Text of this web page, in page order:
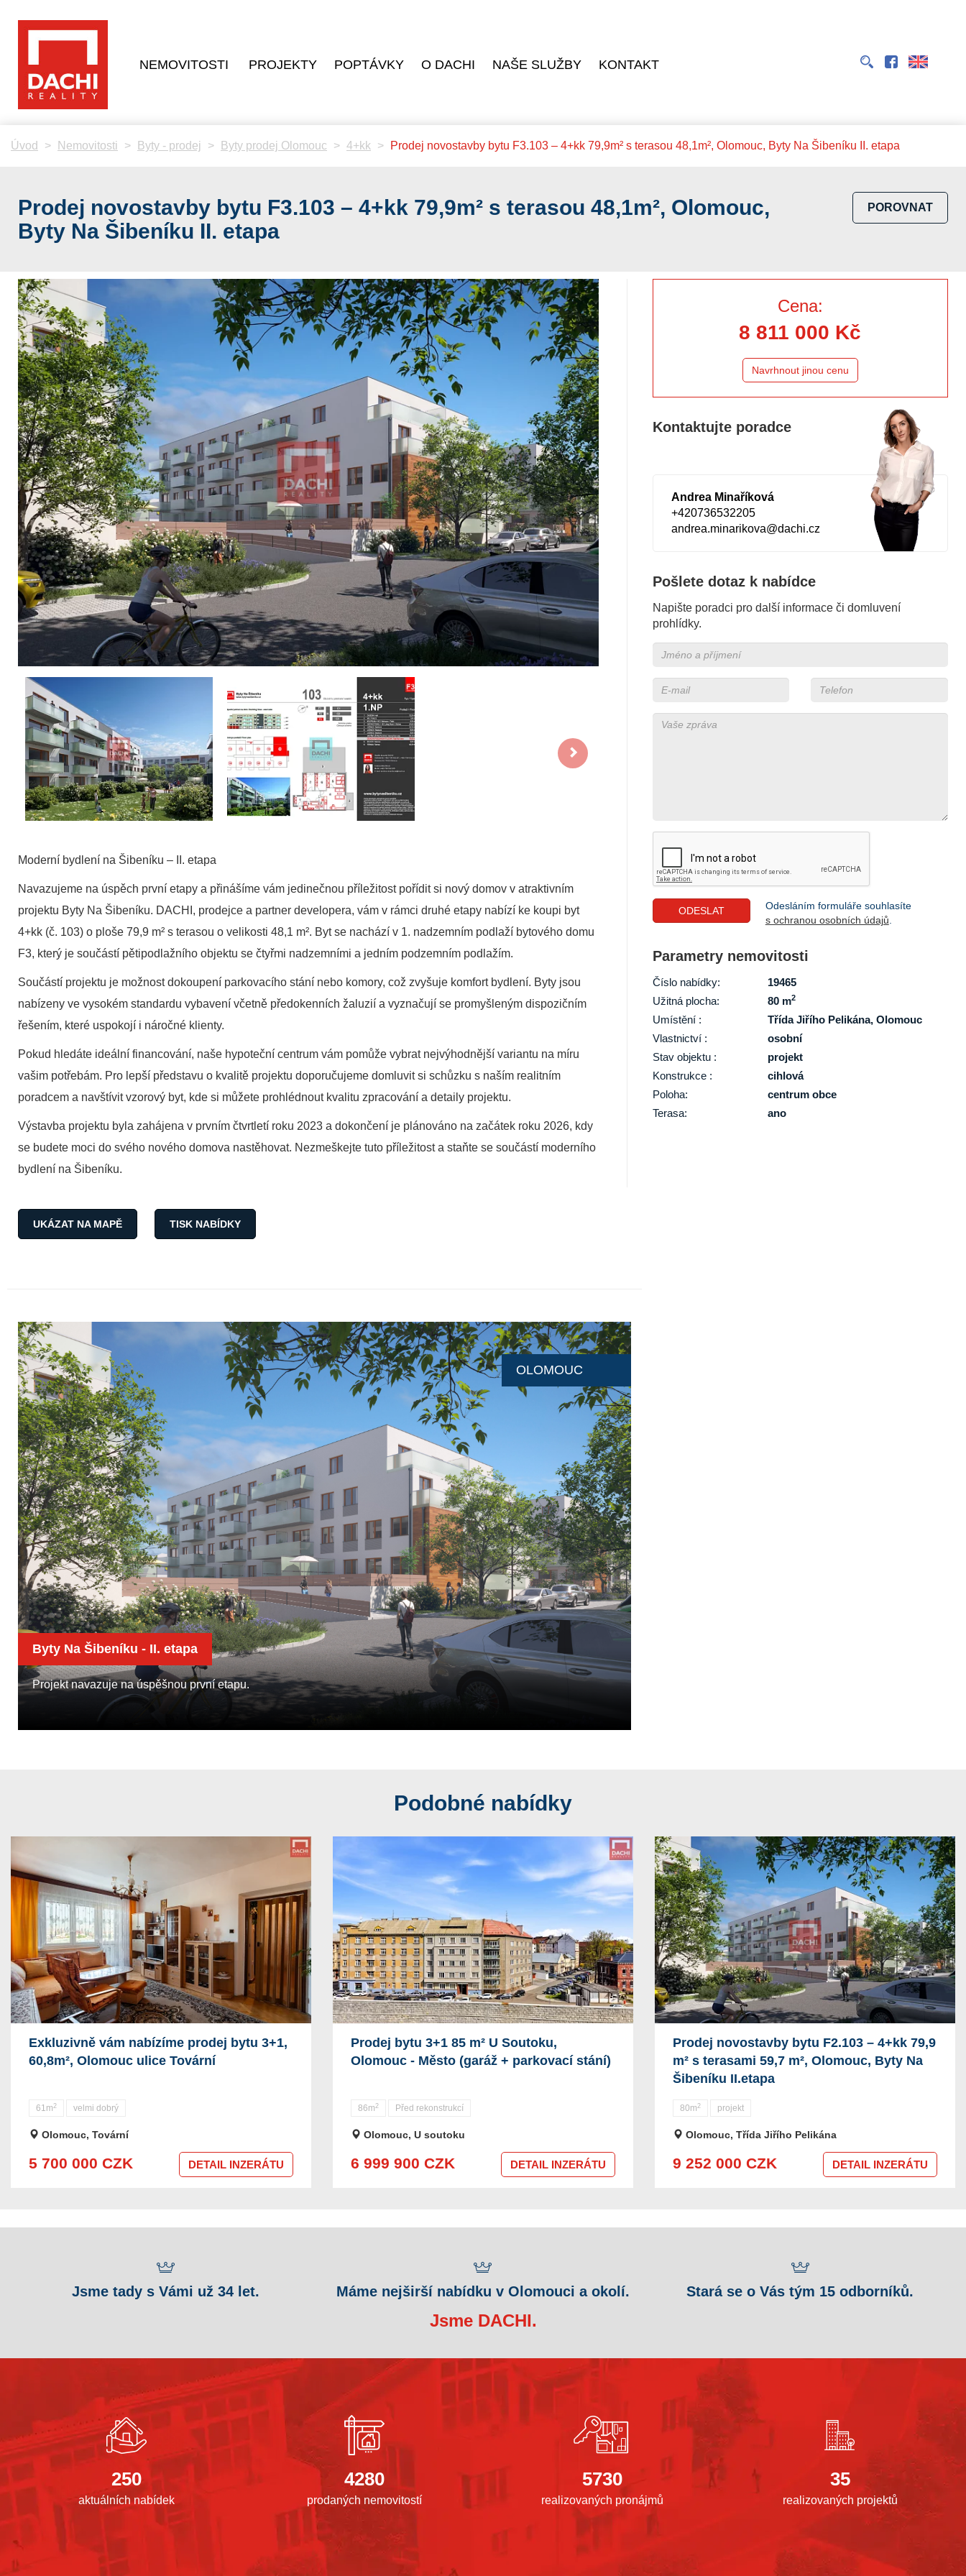
NEMOVITOSTI PROJEKTY POPTÁVKY O DACHI NAŠE SLUŽBY KONTAKT
Úvod Nemovitosti Byty - prodej Byty prodej Olomouc 4+kk Prodej novostavby bytu F3.103 – 4+kk 79,9m² s terasou 48,1m², Olomouc, Byty Na Šibeníku II. etapa
Prodej novostavby bytu F3.103 – 4+kk 79,9m² s terasou 48,1m², Olomouc,
Byty Na Šibeníku II. etapa
POROVNAT
Moderní bydlení na Šibeníku – II. etapa
Navazujeme na úspěch první etapy a přinášíme vám jedinečnou příležitost pořídit si nový domov v atraktivním
projektu Byty Na Šibeníku. DACHI, prodejce a partner developera, vám v rámci druhé etapy nabízí ke koupi byt
4+kk (č. 103) o ploše 79,9 m² s terasou o velikosti 48,1 m². Byt se nachází v 1. nadzemním podlaží bytového domu
F3, který je součástí pětipodlažního objektu se čtyřmi nadzemními a jedním podzemním podlažím.
Součástí projektu je možnost dokoupení parkovacího stání nebo komory, což zvyšuje komfort bydlení. Byty jsou
nabízeny ve vysokém standardu vybavení včetně předokenních žaluzií a vyznačují se promyšleným dispozičním
řešením, které uspokojí i náročné klienty.
Pokud hledáte ideální financování, naše hypoteční centrum vám pomůže vybrat nejvýhodnější variantu na míru
vašim potřebám. Pro lepší představu o kvalitě projektu doporučujeme domluvit si schůzku s naším realitním
poradcem a navštívit vzorový byt, kde si můžete prohlédnout kvalitu zpracování a detaily projektu.
Výstavba projektu byla zahájena v prvním čtvrtletí roku 2023 a dokončení je plánováno na začátek roku 2026, kdy
se budete moci do svého nového domova nastěhovat. Nezmeškejte tuto příležitost a staňte se součástí moderního
bydlení na Šibeníku.
UKÁZAT NA MAPĚ TISK NABÍDKY
OLOMOUC
Byty Na Šibeníku - II. etapa
Projekt navazuje na úspěšnou první etapu.
Cena:
8 811 000 Kč
Navrhnout jinou cenu
Kontaktujte poradce
Andrea Minaříková
+420736532205
andrea.minarikova@dachi.cz
Pošlete dotaz k nabídce
Napište poradci pro další informace či domluvení
prohlídky.
Odesláním formuláře souhlasíte
s ochranou osobních údajů
Parametry nemovitosti
Číslo nabídky:
19465
Užitná plocha:
80 m2
Umístění :
Třída Jiřího Pelikána, Olomouc
Vlastnictví :
osobní
Stav objektu :
projekt
Konstrukce :
cihlová
Poloha:
centrum obce
Terasa:
ano
Podobné nabídky
Exkluzivně vám nabízíme prodej bytu 3+1,
60,8m², Olomouc ulice Tovární
61m 2 velmi dobrý
Olomouc, Tovární
5 700 000 CZK DETAIL INZERÁTU
Prodej bytu 3+1 85 m² U Soutoku,
Olomouc - Město (garáž + parkovací stání)
86m 2 Před rekonstrukcí
Olomouc, U soutoku
6 999 900 CZK DETAIL INZERÁTU
Prodej novostavby bytu F2.103 – 4+kk 79,9
m² s terasami 59,7 m², Olomouc, Byty Na
Šibeníku II.etapa
80m 2 projekt
Olomouc, Třída Jiřího Pelikána
9 252 000 CZK DETAIL INZERÁTU
Jsme tady s Vámi už 34 let. Máme nejširší nabídku v Olomouci a okolí. Stará se o Vás tým 15 odborníků.
Jsme DACHI.
250
aktuálních nabídek
4280
prodaných nemovitostí
5730
realizovaných pronájmů
35
realizovaných projektů